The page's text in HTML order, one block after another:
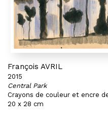
François AVRIL
2015
Central Park
Crayons de couleur et encre
20 x 28 cm